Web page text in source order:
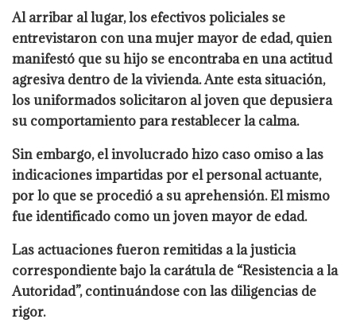
Al arribar al lugar, los efectivos policiales se
entrevistaron con una mujer mayor de edad, quien
manifestó que su hijo se encontraba en una actitud
agresiva dentro de la vivienda. Ante esta situación,
los uniformados solicitaron al joven que depusiera
su comportamiento para restablecer la calma.
Sin embargo, el involucrado hizo caso omiso a las
indicaciones impartidas por el personal actuante,
por lo que se procedió a su aprehensión. El mismo
fue identificado como un joven mayor de edad.
Las actuaciones fueron remitidas a la justicia
correspondiente bajo la carátula de “Resistencia a la
Autoridad”, continuándose con las diligencias de
rigor.